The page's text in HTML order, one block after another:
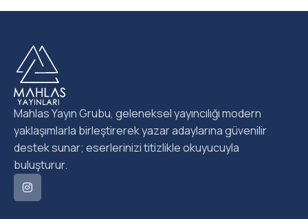
Mahlas Yayın Grubu, geleneksel yayıncılığı modern
yaklaşımlarla birleştirerek yazar adaylarına güvenilir
destek sunar; eserlerinizi titizlikle okuyucuyla
buluşturur.